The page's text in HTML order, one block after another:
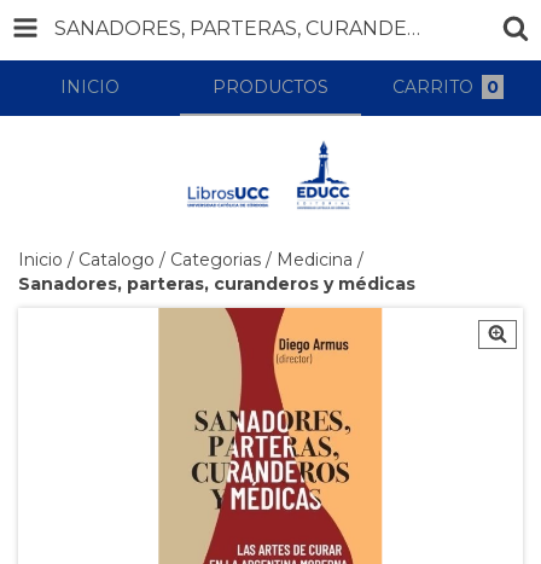
SANADORES, PARTERAS, CURANDEROS Y MÉDICAS
INICIO PRODUCTOS CARRITO 0
Inicio / Catalogo / Categorias / Medicina /
Sanadores, parteras, curanderos y médicas